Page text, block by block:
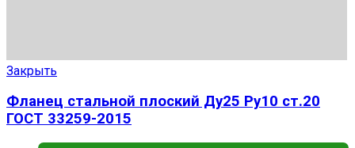
Закрыть
Фланец стальной плоский Ду25 Ру10 ст.20
ГОСТ 33259-2015